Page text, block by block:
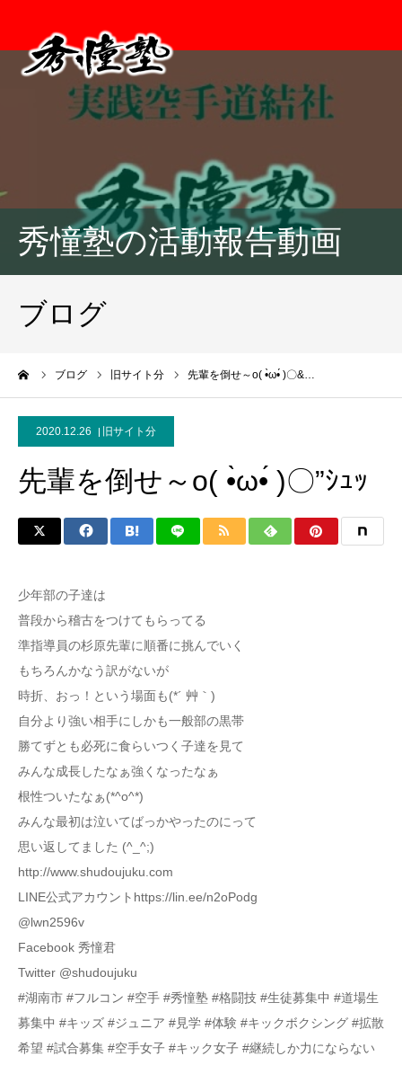
秀憧塾の活動報告動画
ブログ
ブログ 旧サイト分 先輩を倒せ～o( •̀ω•́ )〇&…
2020.12.26 旧サイト分
先輩を倒せ～o( •̀ω•́ )〇”ｼｭｯ
少年部の子達は
普段から稽古をつけてもらってる
準指導員の杉原先輩に順番に挑んでいく
もちろんかなう訳がないが
時折、おっ！という場面も(*´ 艸｀)
自分より強い相手にしかも一般部の黒帯
勝てずとも必死に食らいつく子達を見て
みんな成長したなぁ強くなったなぁ
根性ついたなぁ(*^o^*)
みんな最初は泣いてばっかやったのにって
思い返してました (^_^;)
http://www.shudoujuku.com
LINE公式アカウントhttps://lin.ee/n2oPodg
@lwn2596v
Facebook 秀憧君
Twitter @shudoujuku
#湖南市 #フルコン #空手 #秀憧塾 #格闘技 #生徒募集中 #道場生
募集中 #キッズ #ジュニア #見学 #体験 #キックボクシング #拡散
希望 #試合募集 #空手女子 #キック女子 #継続しか力にならない